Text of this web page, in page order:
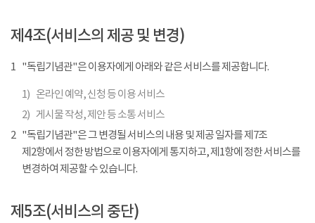
제4조(서비스의 제공 및 변경)
1 "독립기념관"은 이용자에게 아래와 같은 서비스를 제공합니다.
1) 온라인 예약, 신청 등 이용 서비스
2) 게시물 작성, 제안 등 소통 서비스
2 "독립기념관"은 그 변경될 서비스의 내용 및 제공 일자를 제7조
제2항에서 정한 방법으로 이용자에게 통지하고, 제1항에 정한 서비스를
변경하여 제공할 수 있습니다.
제5조(서비스의 중단)